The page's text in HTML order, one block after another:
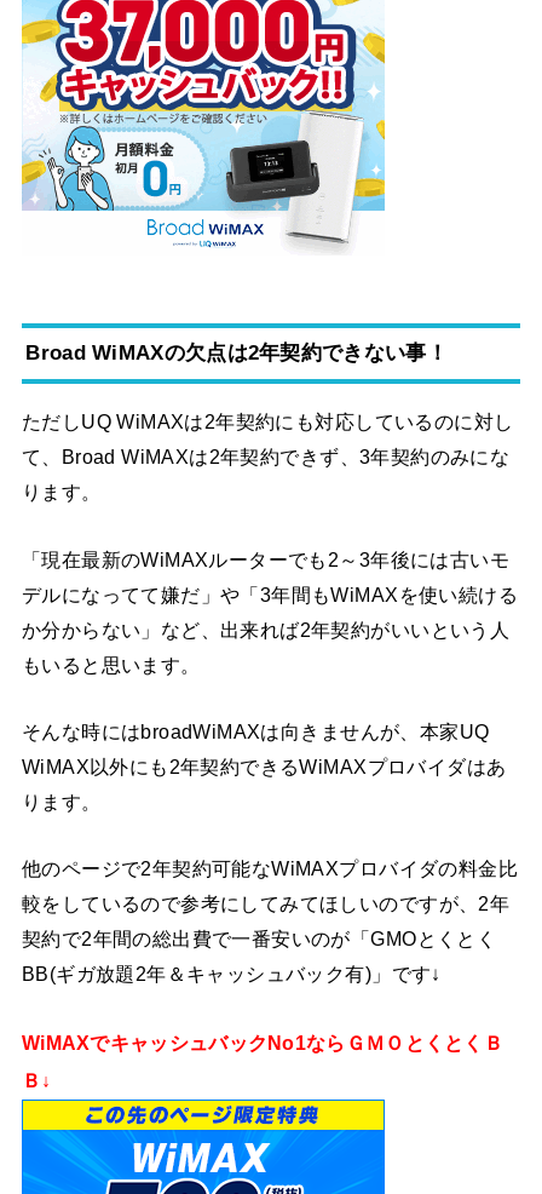
Broad WiMAXの欠点は2年契約できない事！
ただしUQ WiMAXは2年契約にも対応しているのに対し
て、Broad WiMAXは2年契約できず、3年契約のみにな
ります。
「現在最新のWiMAXルーターでも2～3年後には古いモ
デルになってて嫌だ」や「3年間もWiMAXを使い続ける
か分からない」など、出来れば2年契約がいいという人
もいると思います。
そんな時にはbroadWiMAXは向きませんが、本家UQ
WiMAX以外にも2年契約できるWiMAXプロバイダはあ
ります。
他のページで2年契約可能なWiMAXプロバイダの料金比
較をしているので参考にしてみてほしいのですが、2年
契約で2年間の総出費で一番安いのが「GMOとくとく
BB(ギガ放題2年＆キャッシュバック有)」です↓
WiMAXでキャッシュバックNo1ならＧＭＯとくとくＢ
Ｂ↓